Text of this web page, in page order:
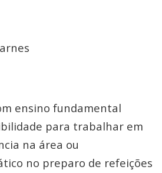
ensino fundamental
para trabalhar em
na área ou
no preparo de refeições